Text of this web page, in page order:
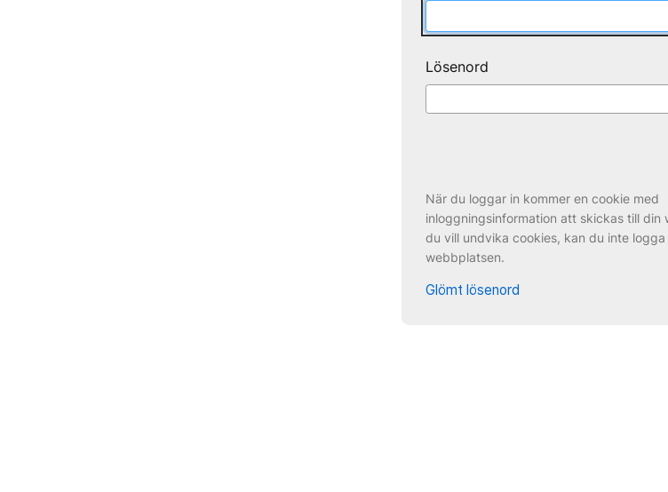
Lösenord
När du loggar in kommer en cookie med
inloggningsinformation att skickas till din
du vill undvika cookies, kan du inte logga
webbplatsen.
Glömt lösenord